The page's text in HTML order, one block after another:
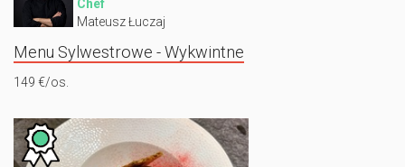
Chef
Mateusz Łuczaj
Menu Sylwestrowe - Wykwintne
149 €/os.